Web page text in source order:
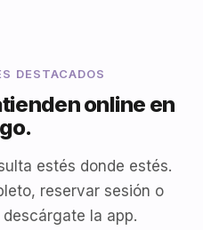
DESTACADOS
online en
estés donde estés.
reservar sesión o
la app.